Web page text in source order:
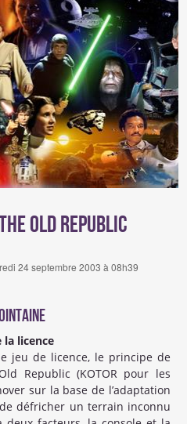
Old Republic
24 septembre 2003 à 08h39
la licence
jeu de licence, le principe de
Republic (KOTOR pour les
sur la base de l’adaptation
défricher un terrain inconnu